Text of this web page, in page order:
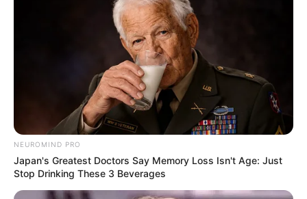
NEUROMIND PRO
Japan's Greatest Doctors Say Memory Loss Isn't Age: Just
Stop Drinking These 3 Beverages